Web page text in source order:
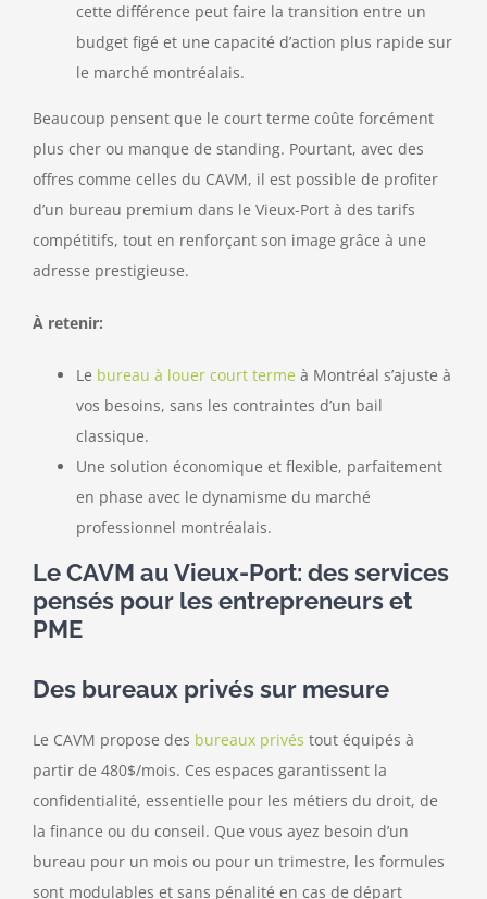
cette différence peut faire la transition entre un
budget figé et une capacité d’action plus rapide sur
le marché montréalais.
Beaucoup pensent que le court terme coûte forcément
plus cher ou manque de standing. Pourtant, avec des
offres comme celles du CAVM, il est possible de profiter
d’un bureau premium dans le Vieux-Port à des tarifs
compétitifs, tout en renforçant son image grâce à une
adresse prestigieuse.
À retenir:
Le bureau à louer court terme à Montréal s’ajuste à
vos besoins, sans les contraintes d’un bail
classique.
Une solution économique et flexible, parfaitement
en phase avec le dynamisme du marché
professionnel montréalais.
Le CAVM au Vieux-Port: des services
pensés pour les entrepreneurs et
PME
Des bureaux privés sur mesure
Le CAVM propose des bureaux privés tout équipés à
partir de 480$/mois. Ces espaces garantissent la
confidentialité, essentielle pour les métiers du droit, de
la finance ou du conseil. Que vous ayez besoin d’un
bureau pour un mois ou pour un trimestre, les formules
sont modulables et sans pénalité en cas de départ